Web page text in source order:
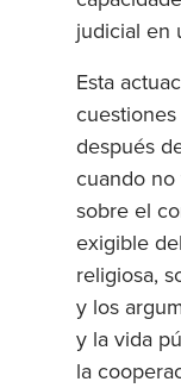
judicial en
Esta
después
cuando no
sobre el
exigible
religiosa,
y los
y la vida
la